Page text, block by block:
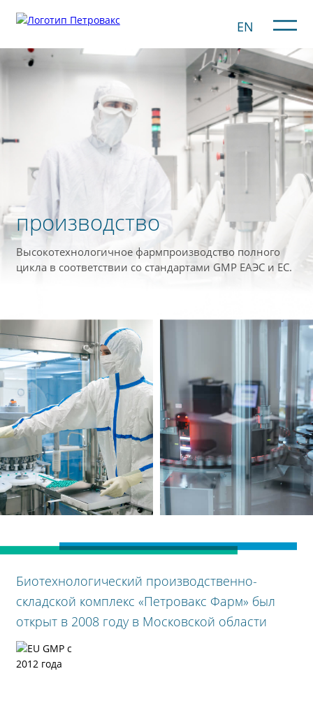
EN
производство
Высокотехнологичное фармпроизводство полного
цикла в соответствии со стандартами GMP ЕАЭС и ЕС.
Биотехнологический производственно-
складской комплекс «Петровакс Фарм» был
открыт в 2008 году в Московской области